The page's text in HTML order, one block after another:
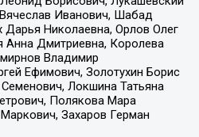
Иванович, Шабад
Дарья Николаевна, Орлов Олег
Анна Дмитриевна, Королева
Владимир
Ефимович, Золотухин Борис
Локшина Татьяна
Полякова Мара
Захаров Герман